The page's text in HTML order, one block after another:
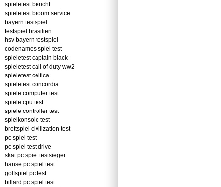
spieletest bericht
spieletest broom service
bayern testspiel
testspiel brasilien
hsv bayern testspiel
codenames spiel test
spieletest captain black
spieletest call of duty ww2
spieletest celtica
spieletest concordia
spiele computer test
spiele cpu test
spiele controller test
spielkonsole test
brettspiel civilization test
pc spiel test
pc spiel test drive
skat pc spiel testsieger
hanse pc spiel test
golfspiel pc test
billard pc spiel test